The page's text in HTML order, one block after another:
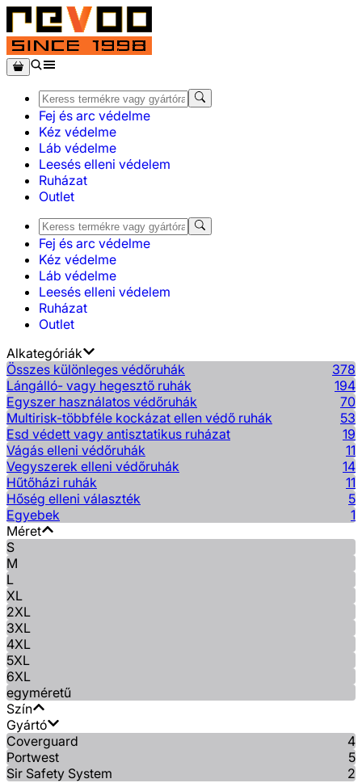
Fej és arc védelme
Kéz védelme
Láb védelme
Leesés elleni védelem
Ruházat
Outlet
Fej és arc védelme
Kéz védelme
Láb védelme
Leesés elleni védelem
Ruházat
Outlet
Alkategóriák
Összes különleges védőruhák
378
Lángálló- vagy hegesztő ruhák
194
Egyszer használatos védőruhák
70
Multirisk-többféle kockázat ellen védő ruhák
53
Esd védett vagy antisztatikus ruházat
19
Vágás elleni védőruhák
11
Vegyszerek elleni védőruhák
14
Hűtőházi ruhák
11
Hőség elleni választék
5
Egyebek
1
Méret
S
M
L
XL
2XL
3XL
4XL
5XL
6XL
egyméretű
Szín
Gyártó
Coverguard
4
Portwest
5
Sir Safety System
2